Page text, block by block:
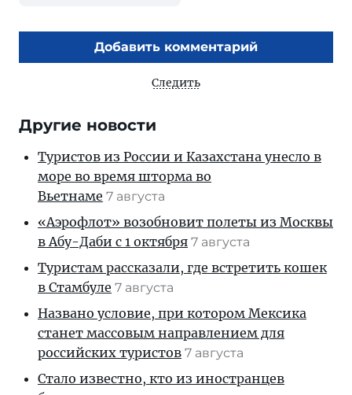
Добавить комментарий
Следить
Другие новости
Туристов из России и Казахстана унесло в
море во время шторма во
Вьетнаме 7 августа
«Аэрофлот» возобновит полеты из Москвы
в Абу-Даби с 1 октября 7 августа
Туристам рассказали, где встретить кошек
в Стамбуле 7 августа
Названо условие, при котором Мексика
станет массовым направлением для
российских туристов 7 августа
Стало известно, кто из иностранцев